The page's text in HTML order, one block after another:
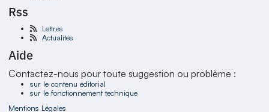
Rss
Lettres
Actualités
Aide
Contactez-nous pour toute suggestion ou problème :
sur le contenu éditorial
sur le fonctionnement technique
Mentions Légales